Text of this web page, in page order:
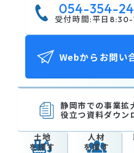
054-354-
受付時間:平日 8:30-
Webからお問い
静岡市での事業拡
役立つ資料ダウン
土地
を探す
人材
を探す